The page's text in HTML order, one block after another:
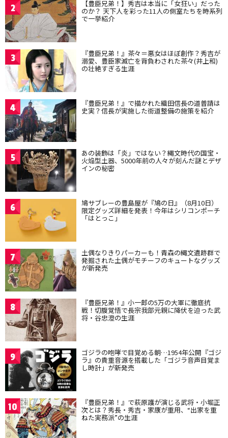
2 【豊臣兄弟！】秀吉は本当に「女狂い」だった
のか？ 天下人を彩った11人の側室たちを時系列
で一挙紹介
3 『豊臣兄弟！』茶々＝悪女はほぼ創作？秀吉が
溺愛、豊臣家滅亡を背負わされた茶々(井上和)
の壮絶すぎる生涯
4 『豊臣兄弟！』で描かれた織田信長の道普請は
史実？信長が実施した街道整備の施策を紹介
5 あの装飾は「炎」ではない？縄文時代の国宝・
火焔型土器、5000年前の人々が刻んだ謎とデザ
インの秘密
6 鳩サブレーの豊島屋が『鳩の日』（8月10日）
限定グッズ詳細を発表！今年はシリコンポーチ
「はとっこ」
7 土偶なりきりパーカーも！青森の縄文遺跡群で
発掘された土偶がモチーフのキュートなグッズ
が新発売
8 『豊臣兄弟！』小一郎の5万の大軍に徹底抗
戦！切腹覚悟で長宗我部元親に降伏を迫った武
将・谷忠澄の生涯
9 ゴジラの咆哮で目覚める朝…1954年公開『ゴジ
ラ』の貴重音源を搭載した「ゴジラ音声目覚ま
し時計」が新発売
10 『豊臣兄弟！』で萩原護が演じる武将・小堀正
次とは？秀長・秀吉・家康が重用、“出家を重
ねた実務派”の生涯